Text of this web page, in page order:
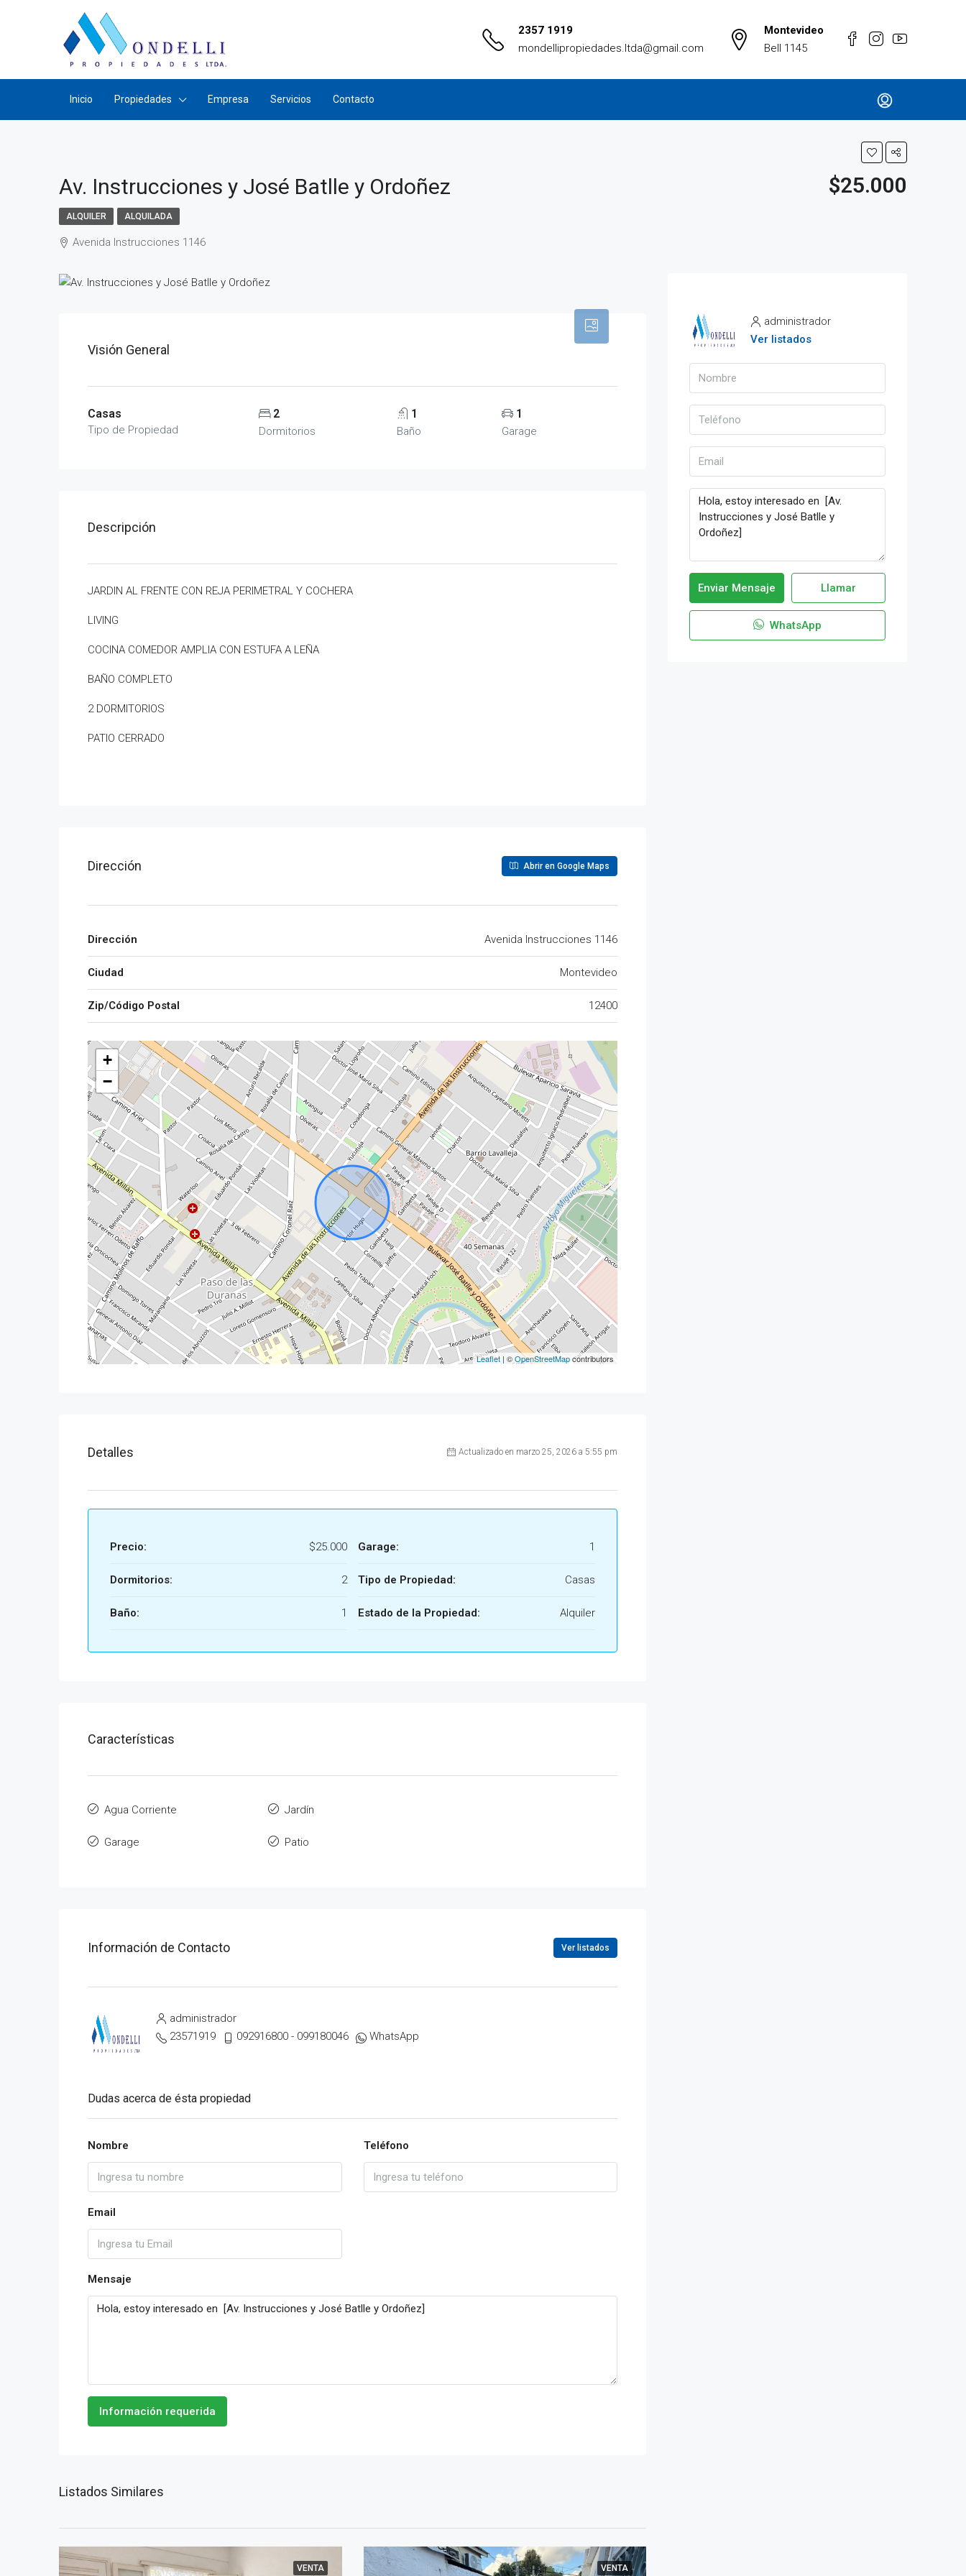
2357 1919
mondellipropiedades.ltda@gmail.com
Montevideo
Bell 1145
Inicio Propiedades Empresa Servicios Contacto
Av. Instrucciones y José Batlle y Ordoñez $25.000
ALQUILER ALQUILADA
Avenida Instrucciones 1146
Visión General
Casas
Tipo de Propiedad
2
Dormitorios
1
Baño
1
Garage
Descripción
JARDIN AL FRENTE CON REJA PERIMETRAL Y COCHERA
LIVING
COCINA COMEDOR AMPLIA CON ESTUFA A LEÑA
BAÑO COMPLETO
2 DORMITORIOS
PATIO CERRADO
Dirección Abrir en Google Maps
Dirección Avenida Instrucciones 1146
Ciudad Montevideo
Zip/Código Postal 12400
+
−
Leaflet | ©OpenStreetMapcontributors
Detalles Actualizado en marzo 25, 2026 a 5:55 pm
Precio: $25.000
Dormitorios: 2
Baño: 1
Garage: 1
Tipo de Propiedad: Casas
Estado de la Propiedad: Alquiler
Características
Agua Corriente
Garage
Jardín
Patio
Información de Contacto Ver listados
administrador
23571919
092916800 - 099180046 WhatsApp
Dudas acerca de ésta propiedad
Nombre Teléfono
Email
Mensaje
Información requerida
Listados Similares
VENTA VENTA
administrador
Ver listados
Enviar Mensaje Llamar
WhatsApp